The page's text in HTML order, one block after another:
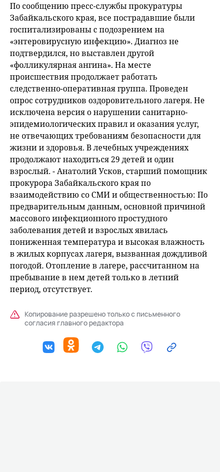
По сообщению пресс-службы прокуратуры
Забайкальского края, все пострадавшие были
госпитализированы с подозрением на
«энтеровирусную инфекцию». Диагноз не
подтвердился, но выставлен другой
«фолликулярная ангина». На месте
происшествия продолжает работать
следственно-оперативная группа. Проведен
опрос сотрудников оздоровительного лагеря. Не
исключена версия о нарушении санитарно-
эпидемиологических правил и оказания услуг,
не отвечающих требованиям безопасности для
жизни и здоровья. В лечебных учреждениях
продолжают находиться 29 детей и один
взрослый. - Анатолий Усков, старший помощник
прокурора Забайкальского края по
взаимодействию со СМИ и общественностью: По
предварительным данным, основной причиной
массового инфекционного простудного
заболевания детей и взрослых явилась
пониженная температура и высокая влажность
в жилых корпусах лагеря, вызванная дождливой
погодой. Отопление в лагере, рассчитанном на
пребывание в нем детей только в летний
период, отсутствует.
Копирование разрешено только с письменного
согласия главного редактора